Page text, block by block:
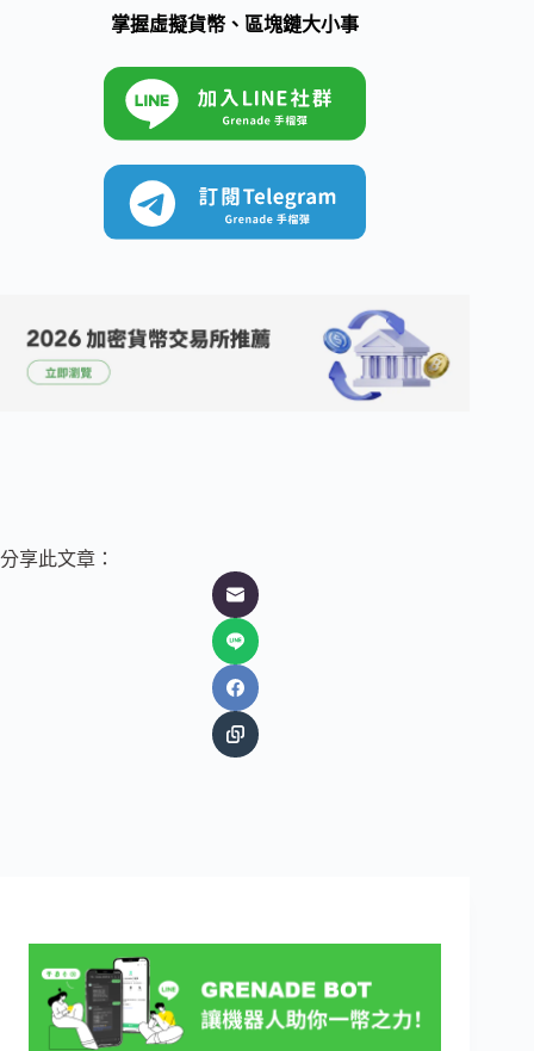
掌握虛擬貨幣、區塊鏈大小事
分享此文章：